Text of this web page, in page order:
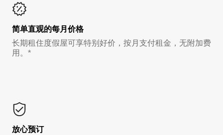
简单直观的每月价格
长期租住度假屋可享特别好价，按月支付租金，无附加费
用。*
放心预订